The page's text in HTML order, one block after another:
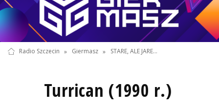
Radio Szczecin » Giermasz » STARE, ALE JARE...
Turrican (1990 r.)